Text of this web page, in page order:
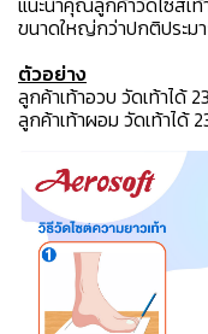
ขนาดใหญ่กว่าปกติประม
ตัวอย่าง
ลูกค้าเท้าอวบ วัดเท้าได้
ลูกค้าเท้าผอม วัดเท้าได้